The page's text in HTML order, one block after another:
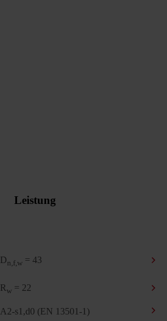
Leistung
Dn,f,w = 43
Rw = 22
A2-s1,d0 (EN 13501-1)